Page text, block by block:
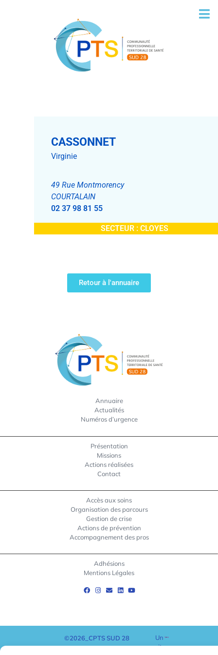
CASSONNET
Virginie
49 Rue Montmorency
COURTALAIN
02 37 98 81 55
SECTEUR : CLOYES
Retour à l'annuaire
Annuaire
Actualités
Numéros d’urgence
Présentation
Missions
Actions réalisées
Contact
Accès aux soins
Organisation des parcours
Gestion de crise
Actions de prévention
Accompagnement des pros
Adhésions
Mentions Légales
©2026_CPTS SUD 28
Un
site